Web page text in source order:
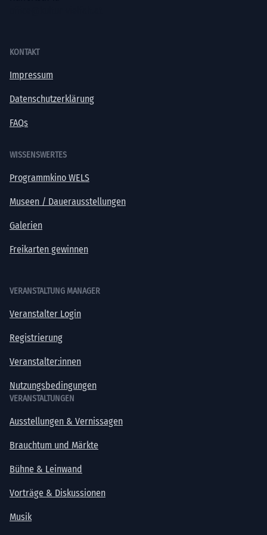
KONTAKT
Impressum
Datenschutzerklärung
FAQs
WISSENSWERTES
Programmkino WELS
Museen / Dauerausstellungen
Galerien
Freikarten gewinnen
VERANSTALTUNG MANAGER
Veranstalter Login
Registrierung
Veranstalter:innen
Nutzungsbedingungen
VERANSTALTUNGEN
Ausstellungen & Vernissagen
Brauchtum und Märkte
Bühne & Leinwand
Vorträge & Diskussionen
Musik